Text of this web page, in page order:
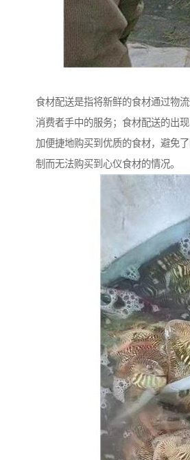
食材配送是指将新鲜的食材通过物
消费者手中的服务；食材配送的出
加便捷地购买到优质的食材，避免
制而无法购买到心仪食材的情况。